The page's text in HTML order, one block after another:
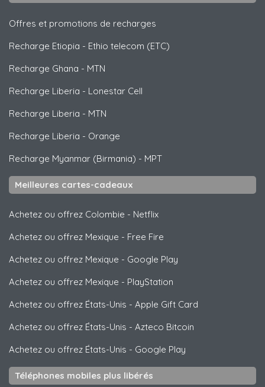
Offres et promotions de recharges
Recharge Etiopia - Ethio telecom (ETC)
Recharge Ghana - MTN
Recharge Liberia - Lonestar Cell
Recharge Liberia - MTN
Recharge Liberia - Orange
Recharge Myanmar (Birmania) - MPT
Meilleures cartes-cadeaux
Achetez ou offrez Colombie - Netflix
Achetez ou offrez Mexique - Free Fire
Achetez ou offrez Mexique - Google Play
Achetez ou offrez Mexique - PlayStation
Achetez ou offrez États-Unis - Apple Gift Card
Achetez ou offrez États-Unis - Azteco Bitcoin
Achetez ou offrez États-Unis - Google Play
Téléphones mobiles plus libérés